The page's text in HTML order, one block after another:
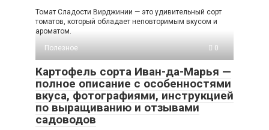
Томат Сладости Вирджинии — это удивительный сорт
томатов, который обладает неповторимым вкусом и
ароматом.
Полезное
0
Картофель сорта Иван-да-Марья —
полное описание с особенностями
вкуса, фотографиями, инструкцией
по выращиванию и отзывами
садоводов